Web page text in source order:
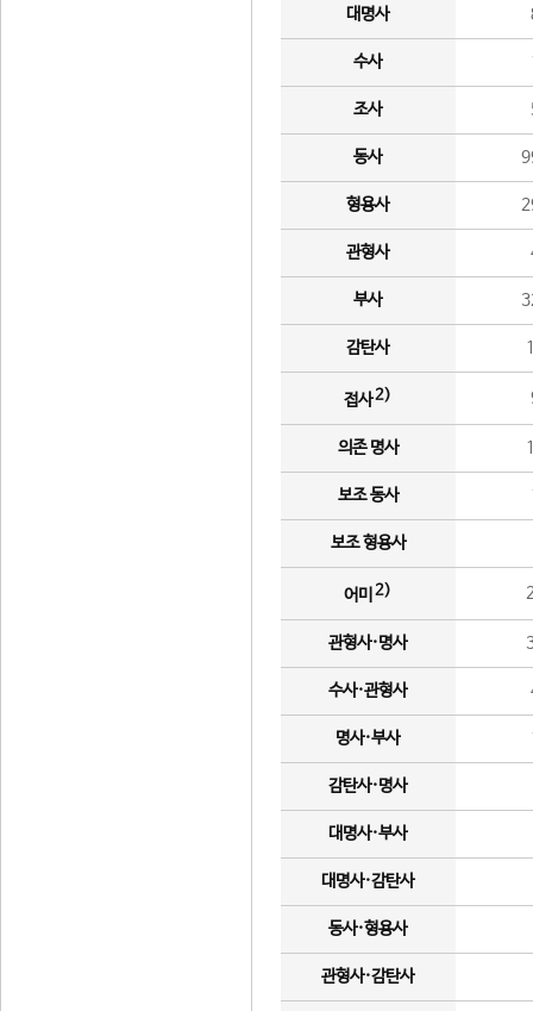
대명사
수사
조사
동사
형용사
관형사
부사
감탄사
접사2)
의존 명사
보조 동사
보조 형용사
어미 2)
관형사·명사
수사·관형사
명사·부사
감탄사·명사
대명사·부사
대명사·감탄사
동사·형용사
관형사·감탄사